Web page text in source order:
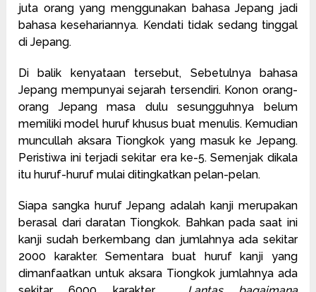
juta orang yang menggunakan bahasa Jepang jadi
bahasa kesehariannya. Kendati tidak sedang tinggal
di Jepang.
Di balik kenyataan tersebut, Sebetulnya bahasa
Jepang mempunyai sejarah tersendiri. Konon orang-
orang Jepang masa dulu sesungguhnya belum
memiliki model huruf khusus buat menulis. Kemudian
muncullah aksara Tiongkok yang masuk ke Jepang.
Peristiwa ini terjadi sekitar era ke-5. Semenjak dikala
itu huruf-huruf mulai ditingkatkan pelan-pelan.
Siapa sangka huruf Jepang adalah kanji merupakan
berasal dari daratan Tiongkok. Bahkan pada saat ini
kanji sudah berkembang dan jumlahnya ada sekitar
2000 karakter. Sementara buat huruf kanji yang
dimanfaatkan untuk aksara Tiongkok jumlahnya ada